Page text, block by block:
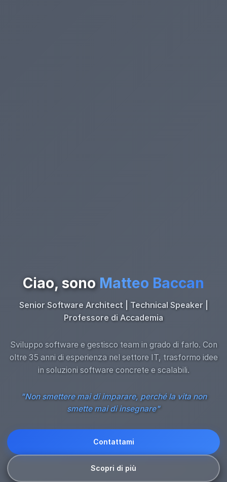
Ciao, sono Matteo Baccan
Senior Software Architect | Technical Speaker |
Professore di Accademia
Sviluppo software e gestisco team in grado di farlo. Con
oltre 35 anni di esperienza nel settore IT, trasformo idee
in soluzioni software concrete e scalabili.
"Non smettere mai di imparare, perché la vita non
smette mai di insegnare"
Contattami
Scopri di più